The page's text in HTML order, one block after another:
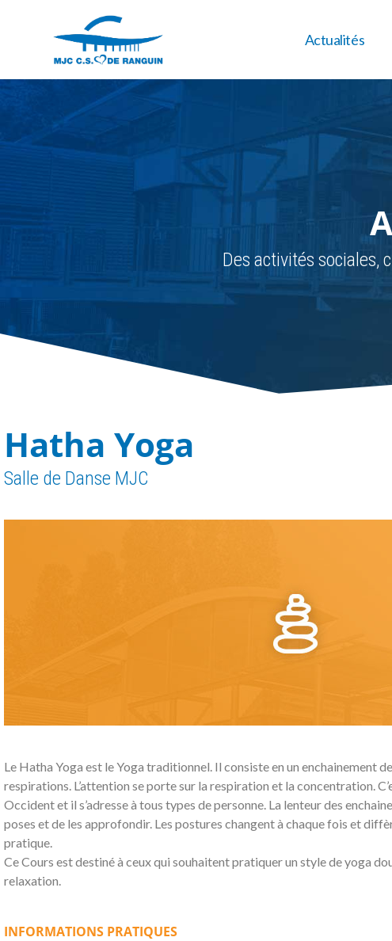
Actualités
Des activités sociales,
Hatha Yoga
Salle de Danse MJC
Le Hatha Yoga est le Yoga traditionnel. Il consiste en un enchainement
respirations. L’attention se porte sur la respiration et la concentration.
Occident et il s’adresse à tous types de personne. La lenteur des
poses et de les approfondir. Les postures changent à chaque fois et
pratique.
Ce Cours est destiné à ceux qui souhaitent pratiquer un style de yoga
relaxation.
INFORMATIONS PRATIQUES